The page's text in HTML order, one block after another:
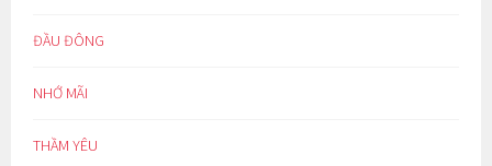
ĐẦU ĐÔNG
NHỚ MÃI
THẦM YÊU